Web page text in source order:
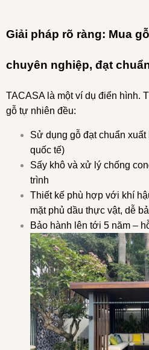
Giải pháp rõ ràng: Mua
chuyên nghiệp, đạt
TACASA là một ví dụ điển hình.
gỗ tự nhiên đều:
Sử dụng gỗ đạt chuẩn
quốc tế)
Sấy khô và xử lý chống
trình
Thiết kế phù hợp với khí
mặt phủ dầu thực vật, dễ
Bảo hành lên tới 5 năm –